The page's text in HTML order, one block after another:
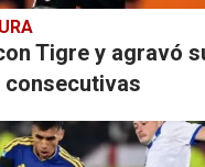
Tigre y agravó